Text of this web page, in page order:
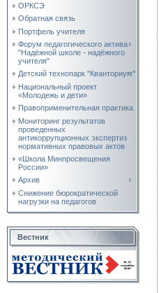
ОРКСЭ
Обратная связь
Портфель учителя
Форум педагогического актива
"Надёжной школе - надёжного
учителя"
Детский технопарк "Кванториум"
Национальный проект
«Молодежь и дети»
Правоприменительная практика
Мониторинг результатов
проведенных
антикоррупционных экспертиз
нормативных правовых актов
«Школа Минпросвещения
России»
Архив
Снижение бюрократической
нагрузки на педагогов
Вестник